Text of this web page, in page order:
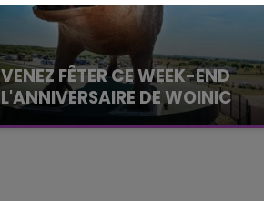
VENEZ FÊTER CE WEEK-END
L'ANNIVERSAIRE DE WOINIC
Ce samedi 8 août sera un grand jour